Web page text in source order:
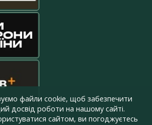
файли cookie, щоб забезпечити
досвід роботи на нашому сайті.
сайтом, ви погоджуєтесь